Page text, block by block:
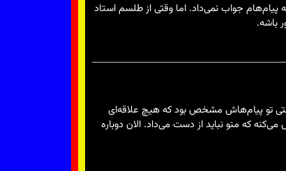
جواب نمی‌داد. اما وقتی از طلسم استاد
باشه.
حتی تو پیام‌هاش مشخص بود که هیچ علاقه‌ای
که خیلی دلتنگ شده و حس می‌کنه که منو نباید از دست می‌داد. الان دوباره